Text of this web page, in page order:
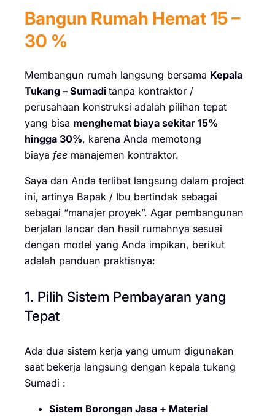
Bangun Rumah Hemat 15 –
30 %
Membangun rumah langsung bersama Kepala
Tukang – Sumadi tanpa kontraktor /
perusahaan konstruksi adalah pilihan tepat
yang bisa menghemat biaya sekitar 15%
hingga 30%, karena Anda memotong
biaya fee manajemen kontraktor.
Saya dan Anda terlibat langsung dalam project
ini, artinya Bapak / Ibu bertindak sebagai
sebagai “manajer proyek”. Agar pembangunan
berjalan lancar dan hasil rumahnya sesuai
dengan model yang Anda impikan, berikut
adalah panduan praktisnya:
1. Pilih Sistem Pembayaran yang
Tepat
Ada dua sistem kerja yang umum digunakan
saat bekerja langsung dengan kepala tukang
Sumadi :
Sistem Borongan Jasa + Material